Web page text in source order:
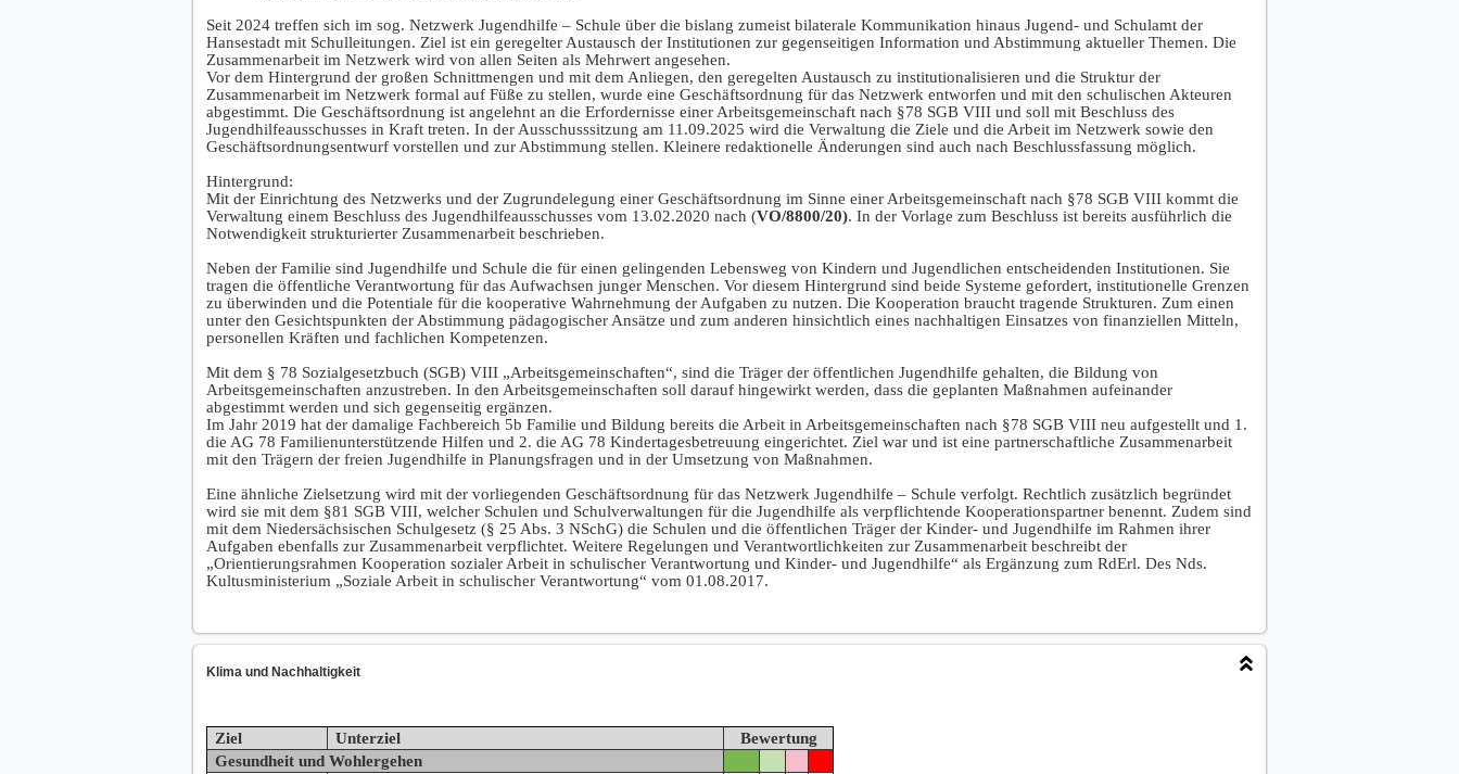
Seit 2024 treffen sich im sog. Netzwerk Jugendhilfe – Schule über die bislang zumeist bilaterale Kommunikation hinaus Jugend- und Schulamt der
Hansestadt mit Schulleitungen. Ziel ist ein geregelter Austausch der Institutionen zur gegenseitigen Information und Abstimmung aktueller Themen. Die
Zusammenarbeit im Netzwerk wird von allen Seiten als Mehrwert angesehen.
Vor dem Hintergrund der großen Schnittmengen und mit dem Anliegen, den geregelten Austausch zu institutionalisieren und die Struktur der
Zusammenarbeit im Netzwerk formal auf Füße zu stellen, wurde eine Geschäftsordnung für das Netzwerk entworfen und mit den schulischen Akteuren
abgestimmt. Die Geschäftsordnung ist angelehnt an die Erfordernisse einer Arbeitsgemeinschaft nach §78 SGB VIII und soll mit Beschluss des
Jugendhilfeausschusses in Kraft treten. In der Ausschusssitzung am 11.09.2025 wird die Verwaltung die Ziele und die Arbeit im Netzwerk sowie den
Geschäftsordnungsentwurf vorstellen und zur Abstimmung stellen. Kleinere redaktionelle Änderungen sind auch nach Beschlussfassung möglich.
Hintergrund:
Mit der Einrichtung des Netzwerks und der Zugrundelegung einer Geschäftsordnung im Sinne einer Arbeitsgemeinschaft nach §78 SGB VIII kommt die
Verwaltung einem Beschluss des Jugendhilfeausschusses vom 13.02.2020 nach (VO/8800/20). In der Vorlage zum Beschluss ist bereits ausführlich die
Notwendigkeit strukturierter Zusammenarbeit beschrieben.
Neben der Familie sind Jugendhilfe und Schule die für einen gelingenden Lebensweg von Kindern und Jugendlichen entscheidenden Institutionen. Sie
tragen die öffentliche Verantwortung für das Aufwachsen junger Menschen. Vor diesem Hintergrund sind beide Systeme gefordert, institutionelle Grenzen
zu überwinden und die Potentiale für die kooperative Wahrnehmung der Aufgaben zu nutzen. Die Kooperation braucht tragende Strukturen. Zum einen
unter den Gesichtspunkten der Abstimmung pädagogischer Ansätze und zum anderen hinsichtlich eines nachhaltigen Einsatzes von finanziellen Mitteln,
personellen Kräften und fachlichen Kompetenzen.
Mit dem § 78 Sozialgesetzbuch (SGB) VIII „Arbeitsgemeinschaften“, sind die Träger der öffentlichen Jugendhilfe gehalten, die Bildung von
Arbeitsgemeinschaften anzustreben. In den Arbeitsgemeinschaften soll darauf hingewirkt werden, dass die geplanten Maßnahmen aufeinander
abgestimmt werden und sich gegenseitig ergänzen.
Im Jahr 2019 hat der damalige Fachbereich 5b Familie und Bildung bereits die Arbeit in Arbeitsgemeinschaften nach §78 SGB VIII neu aufgestellt und 1.
die AG 78 Familienunterstützende Hilfen und 2. die AG 78 Kindertagesbetreuung eingerichtet. Ziel war und ist eine partnerschaftliche Zusammenarbeit
mit den Trägern der freien Jugendhilfe in Planungsfragen und in der Umsetzung von Maßnahmen.
Eine ähnliche Zielsetzung wird mit der vorliegenden Geschäftsordnung für das Netzwerk Jugendhilfe – Schule verfolgt. Rechtlich zusätzlich begründet
wird sie mit dem §81 SGB VIII, welcher Schulen und Schulverwaltungen für die Jugendhilfe als verpflichtende Kooperationspartner benennt. Zudem sind
mit dem Niedersächsischen Schulgesetz (§ 25 Abs. 3 NSchG) die Schulen und die öffentlichen Träger der Kinder- und Jugendhilfe im Rahmen ihrer
Aufgaben ebenfalls zur Zusammenarbeit verpflichtet. Weitere Regelungen und Verantwortlichkeiten zur Zusammenarbeit beschreibt der
„Orientierungsrahmen Kooperation sozialer Arbeit in schulischer Verantwortung und Kinder- und Jugendhilfe“ als Ergänzung zum RdErl. Des Nds.
Kultusministerium „Soziale Arbeit in schulischer Verantwortung“ vom 01.08.2017.
Klima und Nachhaltigkeit
Ziel Unterziel
Bewertung
Gesundheit und Wohlergehen